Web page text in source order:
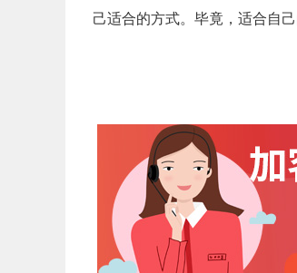
己适合的方式。毕竟，适合自己